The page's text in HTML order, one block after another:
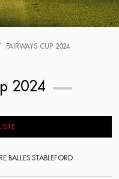
FAIRWAYS CUP 2024
2024
BALLES STABLEFORD